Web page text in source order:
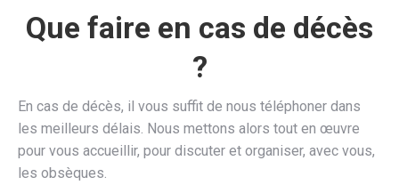
Que faire en cas de décès
?
En cas de décès, il vous suffit de nous téléphoner dans
les meilleurs délais. Nous mettons alors tout en œuvre
pour vous accueillir, pour discuter et organiser, avec vous,
les obsèques.